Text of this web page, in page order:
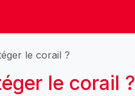
le corail ?
le corail ?